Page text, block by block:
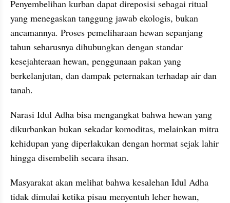
Penyembelihan kurban dapat direposisi sebagai ritual
yang menegaskan tanggung jawab ekologis, bukan
ancamannya. Proses pemeliharaan hewan sepanjang
tahun seharusnya dihubungkan dengan standar
kesejahteraan hewan, penggunaan pakan yang
berkelanjutan, dan dampak peternakan terhadap air dan
tanah.
Narasi Idul Adha bisa mengangkat bahwa hewan yang
dikurbankan bukan sekadar komoditas, melainkan mitra
kehidupan yang diperlakukan dengan hormat sejak lahir
hingga disembelih secara ihsan.
Masyarakat akan melihat bahwa kesalehan Idul Adha
tidak dimulai ketika pisau menyentuh leher hewan,